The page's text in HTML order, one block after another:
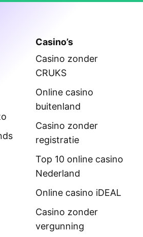
Casino’s
Casino zonder
CRUKS
Online casino
buitenland
Casino zonder
registratie
Top 10 online casino
Nederland
Online casino iDEAL
Casino zonder
vergunning